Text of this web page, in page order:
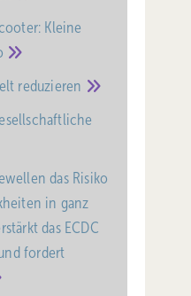
Kleine
reduzieren
das Risiko
in ganz
das ECDC
fordert